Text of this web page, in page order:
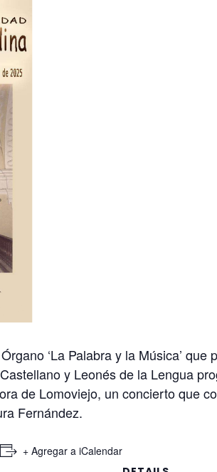
‘La Palabra y la Música’
y Leonés de la Lengua
de Lomoviejo, un concierto que
Fernández.
+ Agregar a iCalendar